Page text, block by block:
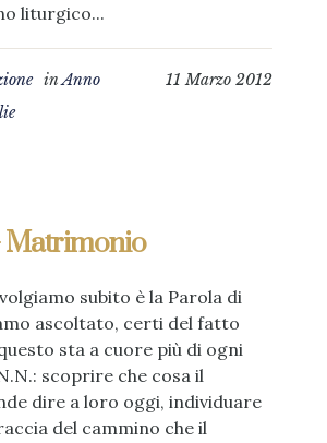
liturgico...
11 Marzo 2012
inAnno
Matrimonio
subito è la Parola di
ascoltato, certi del fatto
sta a cuore più di ogni
scoprire che cosa il
dire a loro oggi, individuare
del cammino che il